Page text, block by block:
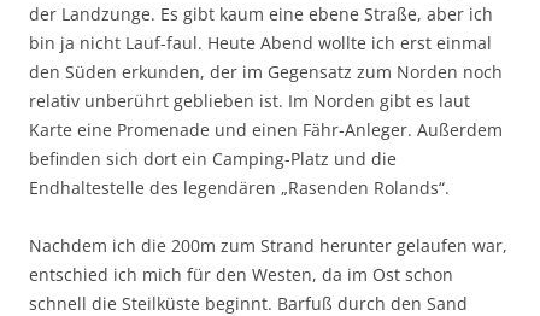
der Landzunge. Es gibt kaum eine ebene Straße, aber ich
bin ja nicht Lauf-faul. Heute Abend wollte ich erst einmal
den Süden erkunden, der im Gegensatz zum Norden noch
relativ unberührt geblieben ist. Im Norden gibt es laut
Karte eine Promenade und einen Fähr-Anleger. Außerdem
befinden sich dort ein Camping-Platz und die
Endhaltestelle des legendären „Rasenden Rolands“.
Nachdem ich die 200m zum Strand herunter gelaufen war,
entschied ich mich für den Westen, da im Ost schon
schnell die Steilküste beginnt. Barfuß durch den Sand